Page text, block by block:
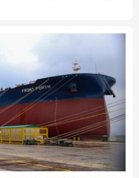
河北 山西
上海 江苏
福建 江西